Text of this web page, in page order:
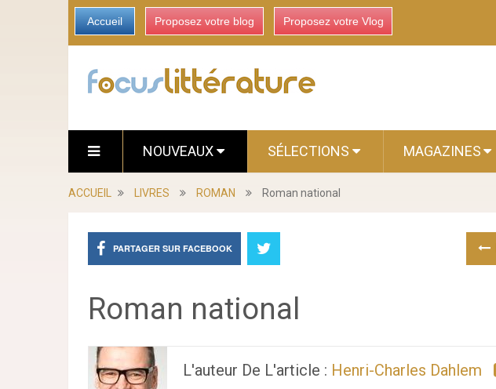
Accueil Proposez votre blog Proposez votre Vlog
NOUVEAUX SÉLECTIONS MAGAZINES
ACCUEIL LIVRES ROMAN Roman national
PARTAGER SUR FACEBOOK
Roman national
L'auteur De L'article : Henri-Charles Dahlem